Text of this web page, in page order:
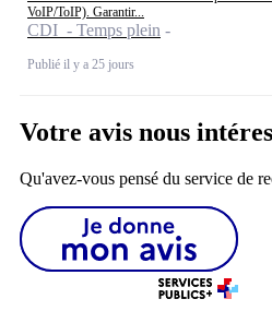
VoIP/ToIP). Garantir...
CDI - Temps plein
Publié il y a 25 jours
Votre avis nous
Qu'avez-vous pensé du service de